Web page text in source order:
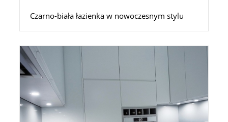
Czarno-biała łazienka w nowoczesnym stylu